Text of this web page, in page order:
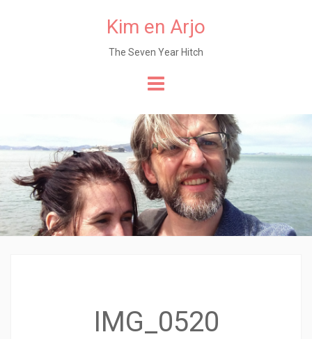
Kim en Arjo
The Seven Year Hitch
content
IMG_0520